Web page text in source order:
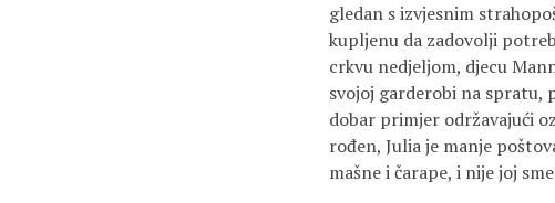
gledan s izvjesnim
kupljenu da zadovolji
crkvu nedjeljom, djecu
svojoj garderobi na spratu,
dobar primjer održavajući
rođen, Julia je manje
mašne i čarape, i nije joj